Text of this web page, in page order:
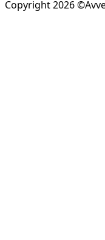
Copyright 2026